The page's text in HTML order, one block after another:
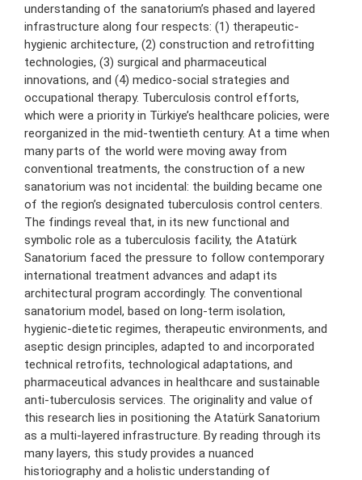
understanding of the sanatorium’s phased and layered
infrastructure along four respects: (1) therapeutic-
hygienic architecture, (2) construction and retrofitting
technologies, (3) surgical and pharmaceutical
innovations, and (4) medico-social strategies and
occupational therapy. Tuberculosis control efforts,
which were a priority in Türkiye’s healthcare policies, were
reorganized in the mid-twentieth century. At a time when
many parts of the world were moving away from
conventional treatments, the construction of a new
sanatorium was not incidental: the building became one
of the region’s designated tuberculosis control centers.
The findings reveal that, in its new functional and
symbolic role as a tuberculosis facility, the Atatürk
Sanatorium faced the pressure to follow contemporary
international treatment advances and adapt its
architectural program accordingly. The conventional
sanatorium model, based on long-term isolation,
hygienic-dietetic regimes, therapeutic environments, and
aseptic design principles, adapted to and incorporated
technical retrofits, technological adaptations, and
pharmaceutical advances in healthcare and sustainable
anti-tuberculosis services. The originality and value of
this research lies in positioning the Atatürk Sanatorium
as a multi-layered infrastructure. By reading through its
many layers, this study provides a nuanced
historiography and a holistic understanding of